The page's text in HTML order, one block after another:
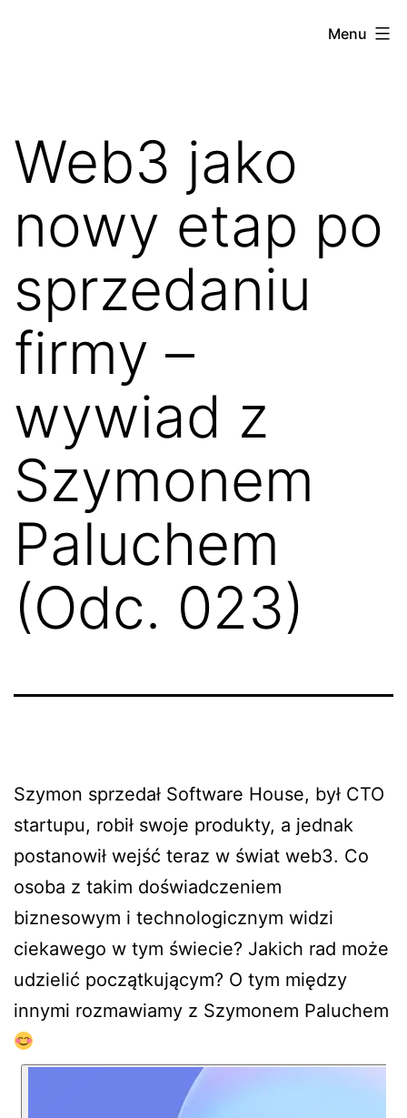
Menu
Web3 jako
nowy etap po
sprzedaniu
firmy –
wywiad z
Szymonem
Paluchem
(Odc. 023)
Szymon sprzedał Software House, był CTO
startupu, robił swoje produkty, a jednak
postanowił wejść teraz w świat web3. Co
osoba z takim doświadczeniem
biznesowym i technologicznym widzi
ciekawego w tym świecie? Jakich rad może
udzielić początkującym? O tym między
innymi rozmawiamy z Szymonem Paluchem